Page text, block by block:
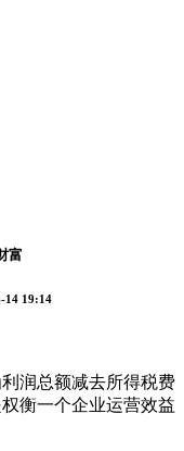
富
14 19:14
润总额减去所得税费
衡一个企业运营效益